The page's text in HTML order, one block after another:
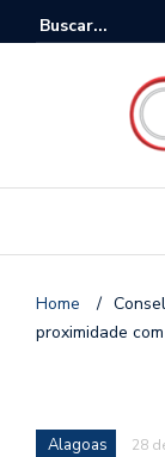
Home /
proximidade
Alagoas 28